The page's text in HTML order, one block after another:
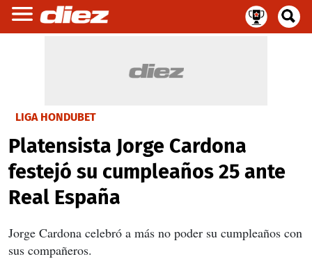
LIGA HONDUBET
Platensista Jorge Cardona
festejó su cumpleaños 25 ante
Real España
Jorge Cardona celebró a más no poder su cumpleaños con
sus compañeros.